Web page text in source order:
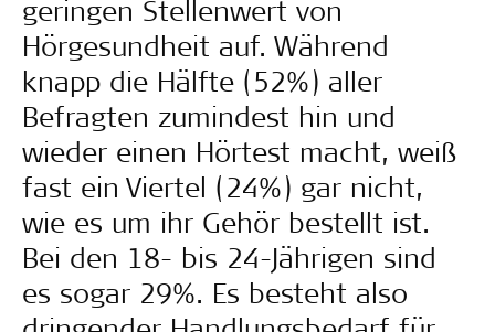
geringen Stellenwert von
Hörgesundheit auf. Während
knapp die Hälfte (52%) aller
Befragten zumindest hin und
wieder einen Hörtest macht, weiß
fast ein Viertel (24%) gar nicht,
wie es um ihr Gehör bestellt ist.
Bei den 18- bis 24-Jährigen sind
es sogar 29%. Es besteht also